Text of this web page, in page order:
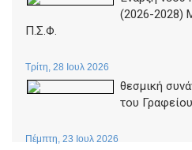
(2026-2028)
Π.Σ.Φ.
Τρίτη, 28 Ιουλ 2026
θεσμική
του
Πέμπτη, 23 Ιουλ 2026